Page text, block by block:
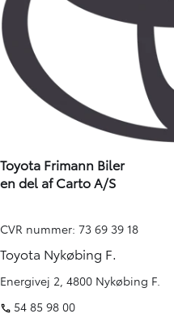
Toyota Frimann Biler
en del af Carto A/S
CVR nummer: 73 69 39 18
Toyota Nykøbing F.
Energivej 2, 4800 Nykøbing F.
54 85 98 00